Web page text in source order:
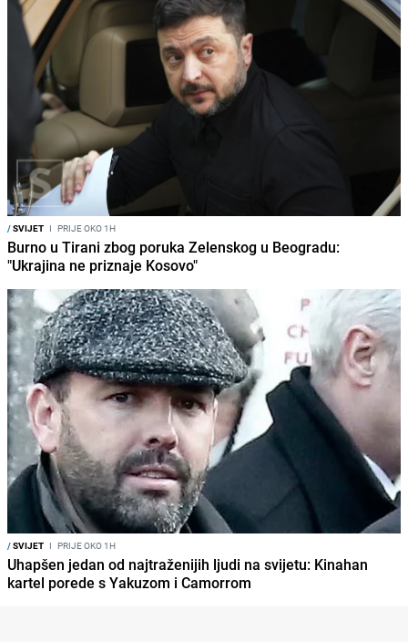
/SVIJET I PRIJE OKO 1H
Burno u Tirani zbog poruka Zelenskog u Beogradu:
"Ukrajina ne priznaje Kosovo"
/SVIJET I PRIJE OKO 1H
Uhapšen jedan od najtraženijih ljudi na svijetu: Kinahan
kartel porede s Yakuzom i Camorrom